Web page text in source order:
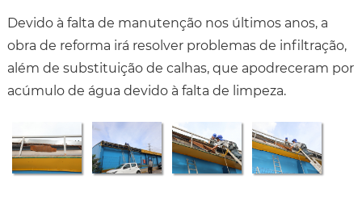
Devido à falta de manutenção nos últimos anos, a
obra de reforma irá resolver problemas de infiltração,
além de substituição de calhas, que apodreceram por
acúmulo de água devido à falta de limpeza.